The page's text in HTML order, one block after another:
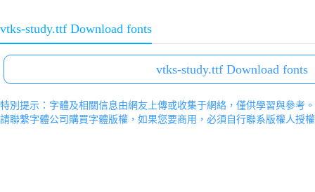
vtks-study.ttf Download fonts
vtks-study.ttf Download fonts
特別提示：字體及相關信息由網友上傳或收集于網絡，僅供學習與參考
請聯繫字體公司購買字體版權，如果您要商用，必須自行聯系版權人授